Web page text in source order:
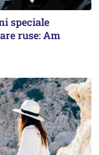
speciale
ruse: Am